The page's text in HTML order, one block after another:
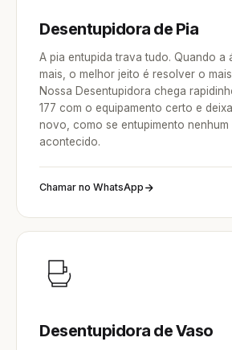
Desentupidora de Pia
A pia entupida trava tudo. Quando a
mais, o melhor jeito é resolver o
Nossa Desentupidora chega
177 com o equipamento certo e
novo, como se entupimento nenhum
acontecido.
Chamar no WhatsApp
Desentupidora de Vaso